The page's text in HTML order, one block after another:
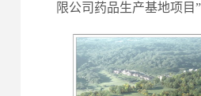
限公司药品生产基地项目